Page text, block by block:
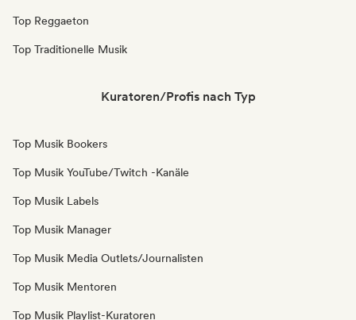
Top Reggaeton
Top Traditionelle Musik
Kuratoren/Profis nach Typ
Top Musik Bookers
Top Musik YouTube/Twitch -Kanäle
Top Musik Labels
Top Musik Manager
Top Musik Media Outlets/Journalisten
Top Musik Mentoren
Top Musik Playlist-Kuratoren